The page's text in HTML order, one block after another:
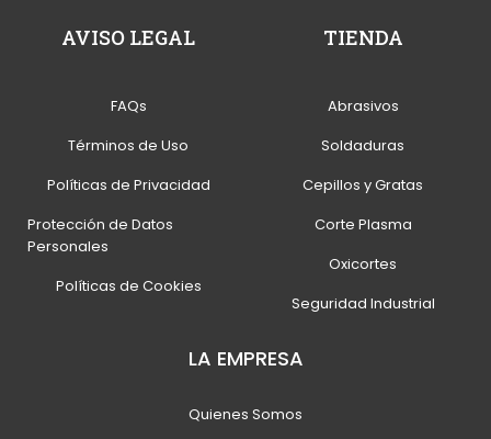
LA EMPRESA
Quienes Somos
TIENDA
Abrasivos
Soldaduras
Cepillos y Gratas
Corte Plasma
Oxicortes
Seguridad Industrial
AVISO LEGAL
FAQs
Términos de Uso
Políticas de Privacidad
Protección de Datos
Personales
Políticas de Cookies